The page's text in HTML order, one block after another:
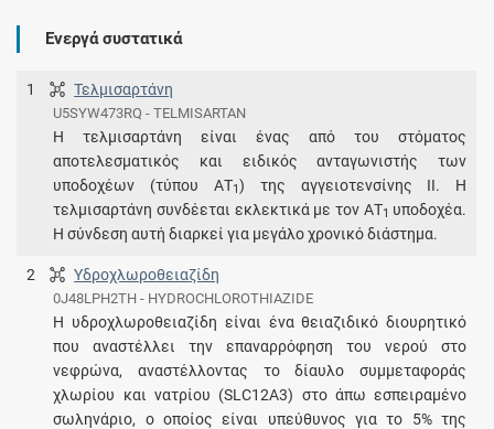
Ενεργά συστατικά
1 Τελμισαρτάνη
U5SYW473RQ - TELMISARTAN
Η τελμισαρτάνη είναι ένας από του στόματος
αποτελεσματικός και ειδικός ανταγωνιστής των
υποδοχέων (τύπου ΑΤ1 ) της αγγειοτενσίνης ΙΙ. Η
τελμισαρτάνη συνδέεται εκλεκτικά με τον ΑΤ1 υποδοχέα.
Η σύνδεση αυτή διαρκεί για μεγάλο χρονικό διάστημα.
2 Υδροχλωροθειαζίδη
0J48LPH2TH - HYDROCHLOROTHIAZIDE
Η υδροχλωροθειαζίδη είναι ένα θειαζιδικό διουρητικό
που αναστέλλει την επαναρρόφηση του νερού στο
νεφρώνα, αναστέλλοντας το δίαυλο συμμεταφοράς
χλωρίου και νατρίου (SLC12A3) στο άπω εσπειραμένο
σωληνάριο, ο οποίος είναι υπεύθυνος για το 5% της